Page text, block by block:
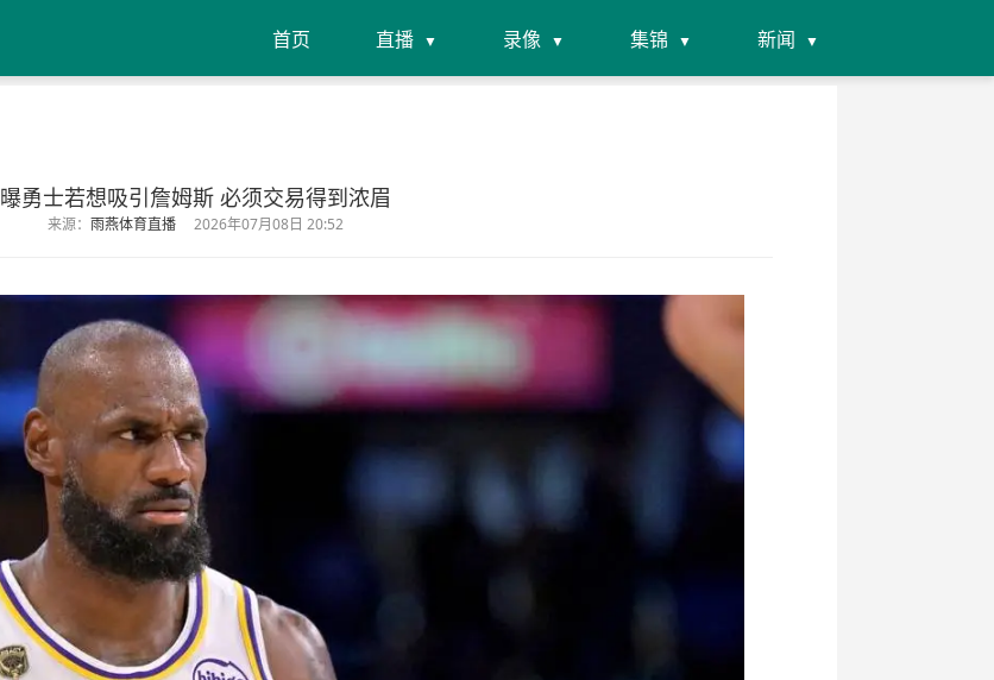
首页 直播 录像 集锦 新闻
曝勇士若想吸引詹姆斯 必须交易得到浓眉
来源： 雨燕体育直播 2026年07月08日 20:52